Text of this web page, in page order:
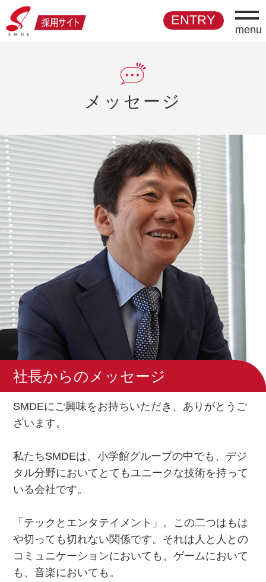
ENTRY
メッセージ
社長からのメッセージ
SMDEにご興味をお持ちいただき、ありがとうご
ざいます。
私たちSMDEは、小学館グループの中でも、デジ
タル分野においてとてもユニークな技術を持って
いる会社です。
「テックとエンタテイメント」。この二つはもは
や切っても切れない関係です。それは人と人との
コミュニケーションにおいても、ゲームにおいて
も、音楽においても。